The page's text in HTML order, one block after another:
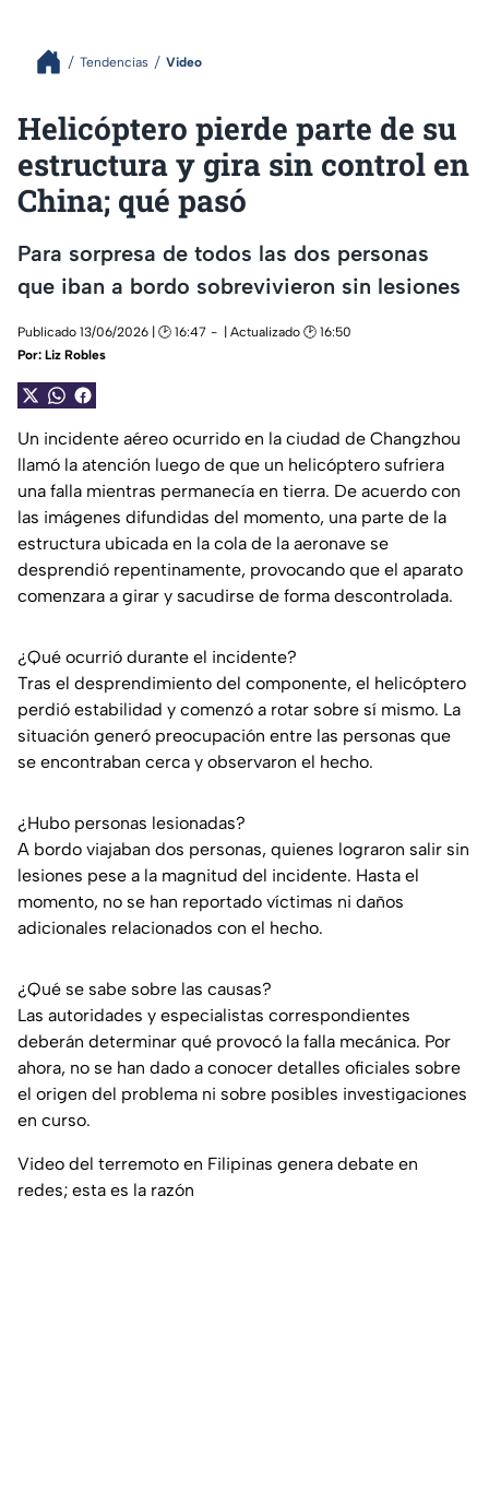
Tendencias Video
Helicóptero pierde parte de su
estructura y gira sin control en
China; qué pasó
Para sorpresa de todos las dos personas
que iban a bordo sobrevivieron sin lesiones
Publicado 13/06/2026 | 🕑 16:47
| Actualizado 🕑 16:50
Por: Liz Robles
Un incidente aéreo ocurrido en la ciudad de Changzhou
llamó la atención luego de que un helicóptero sufriera
una falla mientras permanecía en tierra. De acuerdo con
las imágenes difundidas del momento, una parte de la
estructura ubicada en la cola de la aeronave se
desprendió repentinamente, provocando que el aparato
comenzara a girar y sacudirse de forma descontrolada.
¿Qué ocurrió durante el incidente?
Tras el desprendimiento del componente, el helicóptero
perdió estabilidad y comenzó a rotar sobre sí mismo. La
situación generó preocupación entre las personas que
se encontraban cerca y observaron el hecho.
¿Hubo personas lesionadas?
A bordo viajaban dos personas, quienes lograron salir sin
lesiones pese a la magnitud del incidente. Hasta el
momento, no se han reportado víctimas ni daños
adicionales relacionados con el hecho.
¿Qué se sabe sobre las causas?
Las autoridades y especialistas correspondientes
deberán determinar qué provocó la falla mecánica. Por
ahora, no se han dado a conocer detalles oficiales sobre
el origen del problema ni sobre posibles investigaciones
en curso.
Video del terremoto en Filipinas genera debate en
redes; esta es la razón